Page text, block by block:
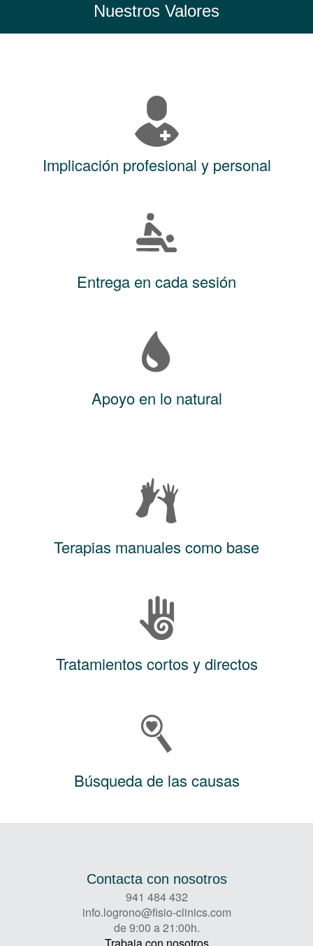
Nuestros Valores
Implicación profesional y personal
Entrega en cada sesión
Apoyo en lo natural
Terapias manuales como base
Tratamientos cortos y directos
Búsqueda de las causas
Contacta con nosotros
941 484 432
info.logrono@fisio-clinics.com
de 9:00 a 21:00h.
Trabaja con nosotros